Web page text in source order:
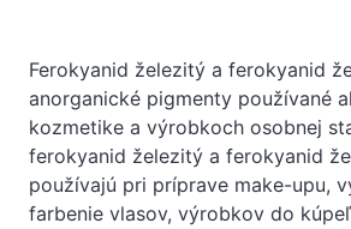
Ferokyanid železitý a ferokyanid
anorganické pigmenty používané
kozmetike a výrobkoch osobnej
ferokyanid železitý a ferokyanid
používajú pri príprave make-upu,
farbenie vlasov, výrobkov do